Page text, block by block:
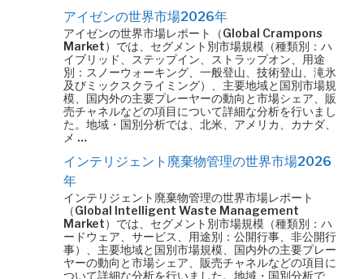
アイゼンの世界市場2026年
アイゼンの世界市場レポート（Global Crampons
Market）では、セグメント別市場規模（種類別：ハ
イブリッド、ステップイン、ストラップオン、用途
別：スノーウォーキング、一般登山、技術登山、滝氷
及びミックスクライミング）、主要地域と国別市場規
模、国内外の主要プレーヤーの動向と市場シェア、販
売チャネルなどの項目について詳細な分析を行いまし
た。地域・国別分析では、北米、アメリカ、カナダ、
メ …
インテリジェント廃棄物管理の世界市場2026
年
インテリジェント廃棄物管理の世界市場レポート
（Global Intelligent Waste Management
Market）では、セグメント別市場規模（種類別：ハ
ードウェア、サービス、用途別：公開行事、非公開行
事）、主要地域と国別市場規模、国内外の主要プレー
ヤーの動向と市場シェア、販売チャネルなどの項目に
ついて詳細な分析を行いました。地域・国別分析で